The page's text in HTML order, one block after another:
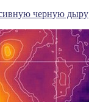
черную дыру